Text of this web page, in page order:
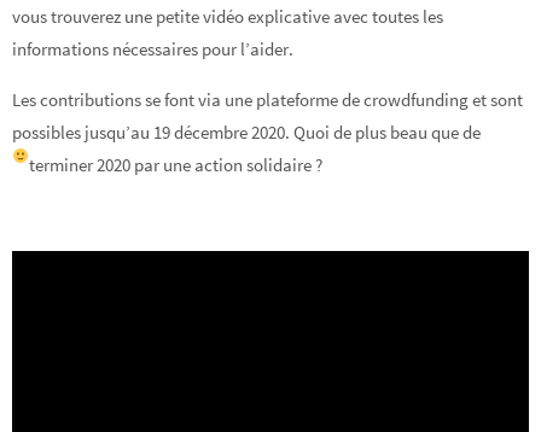
vous trouverez une petite vidéo explicative avec toutes les
informations nécessaires pour l’aider.
Les contributions se font via une plateforme de crowdfunding et sont
possibles jusqu’au 19 décembre 2020. Quoi de plus beau que de
terminer 2020 par une action solidaire ?